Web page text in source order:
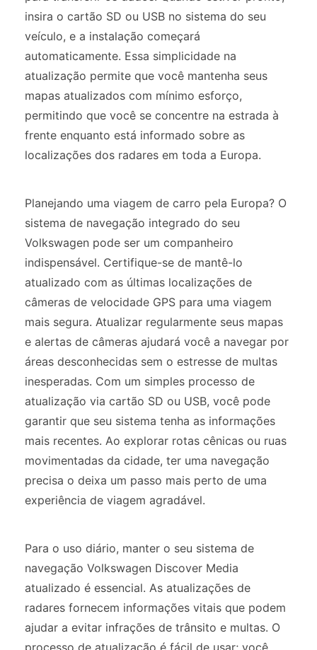
insira o cartão SD ou USB no sistema do seu
veículo, e a instalação começará
automaticamente. Essa simplicidade na
atualização permite que você mantenha seus
mapas atualizados com mínimo esforço,
permitindo que você se concentre na estrada à
frente enquanto está informado sobre as
localizações dos radares em toda a Europa.
Planejando uma viagem de carro pela Europa? O
sistema de navegação integrado do seu
Volkswagen pode ser um companheiro
indispensável. Certifique-se de mantê-lo
atualizado com as últimas localizações de
câmeras de velocidade GPS para uma viagem
mais segura. Atualizar regularmente seus mapas
e alertas de câmeras ajudará você a navegar por
áreas desconhecidas sem o estresse de multas
inesperadas. Com um simples processo de
atualização via cartão SD ou USB, você pode
garantir que seu sistema tenha as informações
mais recentes. Ao explorar rotas cênicas ou ruas
movimentadas da cidade, ter uma navegação
precisa o deixa um passo mais perto de uma
experiência de viagem agradável.
Para o uso diário, manter o seu sistema de
navegação Volkswagen Discover Media
atualizado é essencial. As atualizações de
radares fornecem informações vitais que podem
ajudar a evitar infrações de trânsito e multas. O
processo de atualização é fácil de usar; você